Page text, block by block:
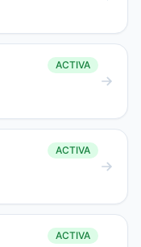
ACTIVA
ACTIVA
ACTIVA